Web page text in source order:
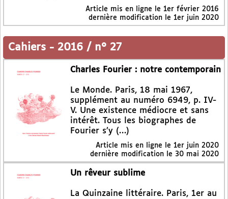
Article mis en ligne le 1er février 2016
dernière modification le 1er juin 2020
Cahiers - 2016 / n° 27
Charles Fourier : notre contemporain
Le Monde. Paris, 18 mai 1967,
supplément au numéro 6949, p. IV-
V. Une existence médiocre et sans
intérêt. Tous les biographes de
Fourier s’y (…)
Article mis en ligne le 1er juin 2020
dernière modification le 30 mai 2020
Un rêveur sublime
La Quinzaine littéraire. Paris, 1er au